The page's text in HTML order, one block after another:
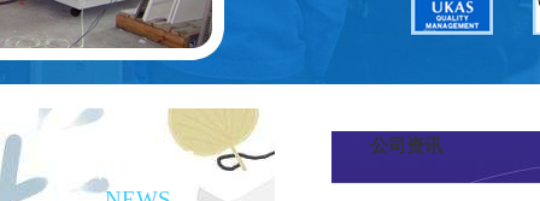
新闻资讯
公司资讯